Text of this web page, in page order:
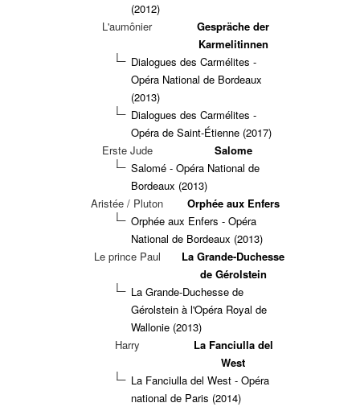
(2012)
L'aumônier
Gespräche der
Karmelitinnen
Dialogues des Carmélites -
Opéra National de Bordeaux
(2013)
Dialogues des Carmélites -
Opéra de Saint-Étienne (2017)
Erste Jude
Salome
Salomé - Opéra National de
Bordeaux (2013)
Aristée / Pluton
Orphée aux Enfers
Orphée aux Enfers - Opéra
National de Bordeaux (2013)
Le prince Paul
La Grande-Duchesse
de Gérolstein
La Grande-Duchesse de
Gérolstein à l'Opéra Royal de
Wallonie (2013)
Harry
La Fanciulla del
West
La Fanciulla del West - Opéra
national de Paris (2014)